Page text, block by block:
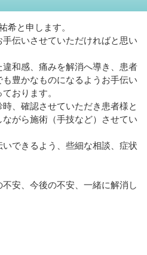
希と申します。
伝いさせていただければと思い
和感、痛みを解消へ導き、患者
豊かなものになるようお手伝い
おります。
、確認させていただき患者様と
がら施術（手技など）させてい
できるよう、些細な相談、症状
安、今後の不安、一緒に解消し